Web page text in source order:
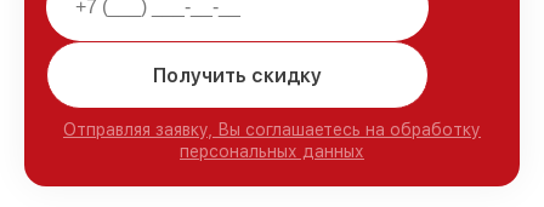
Получить скидку
Отправляя заявку, Вы соглашаетесь на обработку
персональных данных